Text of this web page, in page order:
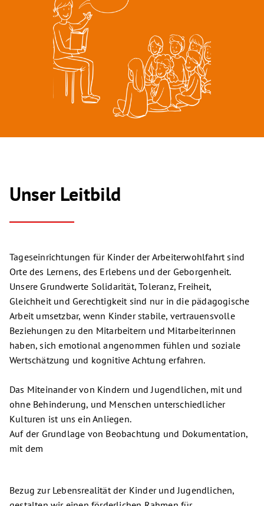
Unser Leitbild
Tageseinrichtungen für Kinder der Arbeiterwohlfahrt sind
Orte des Lernens, des Erlebens und der Geborgenheit.
Unsere Grundwerte Solidarität, Toleranz, Freiheit,
Gleichheit und Gerechtigkeit sind nur in die pädagogische
Arbeit umsetzbar, wenn Kinder stabile, vertrauensvolle
Beziehungen zu den Mitarbeitern und Mitarbeiterinnen
haben, sich emotional angenommen fühlen und soziale
Wertschätzung und kognitive Achtung erfahren.
Das Miteinander von Kindern und Jugendlichen, mit und
ohne Behinderung, und Menschen unterschiedlicher
Kulturen ist uns ein Anliegen.
Auf der Grundlage von Beobachtung und Dokumentation,
mit dem
Bezug zur Lebensrealität der Kinder und Jugendlichen,